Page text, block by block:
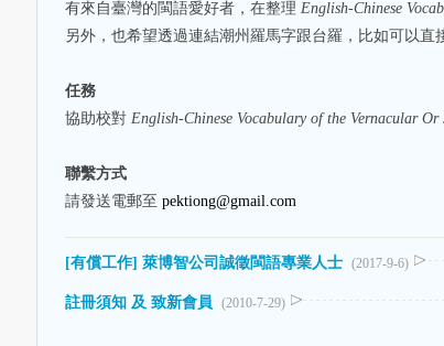
有來自臺灣的閩語愛好者，在整理 English-Chinese
另外，也希望透過連結潮州羅馬字跟台羅，比如可以直
任務
協助校對 English-Chinese Vocabulary of the Vernacular Or
聯繫方式
請發送電郵至 pektiong@gmail.com
[有償工作] 萊博智公司誠徵閩語專業人士 (2017-9-6)
註冊須知 及 致新會員 (2010-7-29)